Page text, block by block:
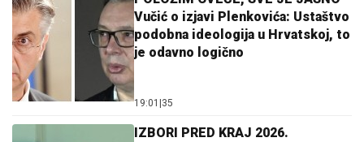
Vučić o izjavi Plenkovića: Ustaštvo
podobna ideologija u Hrvatskoj, to
je odavno logično
19:01 35
IZBORI PRED KRAJ 2026.